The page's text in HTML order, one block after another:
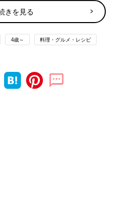
きを見る
4歳～ 料理・グルメ・レシピ